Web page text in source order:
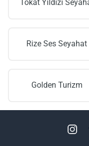
Tokat Yıldızı
Rize Ses Seyahat
Golden Turizm